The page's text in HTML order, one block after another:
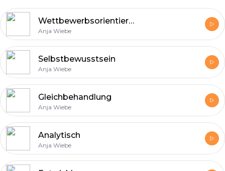
Wettbewerbsorientierung
Anja Wiebe
Selbstbewusstsein
Anja Wiebe
Gleichbehandlung
Anja Wiebe
Analytisch
Anja Wiebe